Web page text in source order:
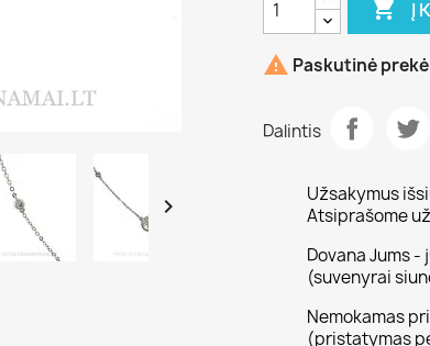

 Į
 Paskutinė prekė
Dalintis
Užsakymus
Atsiprašome
Dovana Jums
(suvenyrai
Nemokamas
(pristatymas